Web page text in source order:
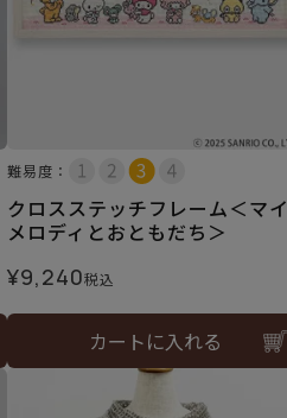
難易度：
クロスステッチフレーム＜マイ
メロディとおともだち＞
¥9,240税込
カートに入れる